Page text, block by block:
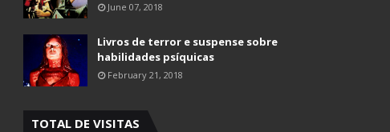
June 07, 2018
Livros de terror e suspense sobre
habilidades psíquicas
February 21, 2018
TOTAL DE VISITAS